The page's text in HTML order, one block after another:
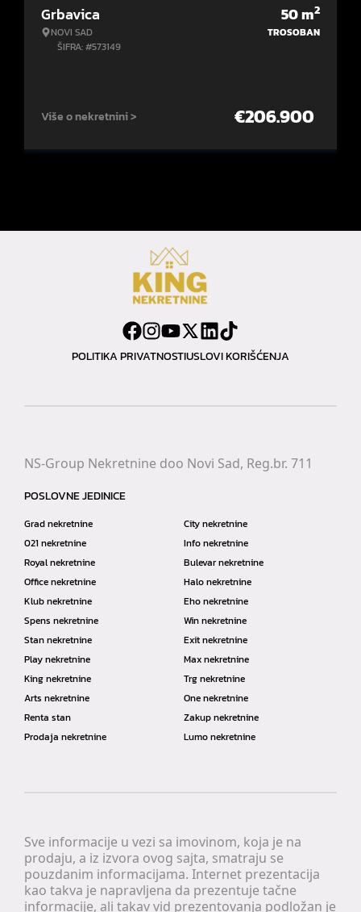
Grbavica
NOVI SAD
ŠIFRA: #573149
50m2
TROSOBAN
Više o nekretnini > €206.900
POLITIKA PRIVATNOSTIUSLOVI KORIŠĆENJA
Sve informacije u vezi sa imovinom, koja je na
prodaju, a iz izvora ovog sajta, smatraju se
pouzdanim informacijama. Internet prezentacija
kao takva je napravljena da prezentuje tačne
informacije, ali takav vid prezentovanja podložan je
NS-Group Nekretnine doo Novi Sad, Reg.br. 711
POSLOVNE JEDINICE
Grad nekretnine
City nekretnine
021 nekretnine
Info nekretnine
Royal nekretnine
Bulevar nekretnine
Office nekretnine
Halo nekretnine
Klub nekretnine
Eho nekretnine
Spens nekretnine
Win nekretnine
Stan nekretnine
Exit nekretnine
Play nekretnine
Max nekretnine
King nekretnine
Trg nekretnine
Arts nekretnine
One nekretnine
Renta stan
Zakup nekretnine
Prodaja nekretnine
Lumo nekretnine